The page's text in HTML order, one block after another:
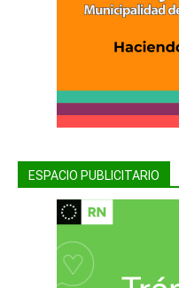
ESPACIO PUBLICITARIO